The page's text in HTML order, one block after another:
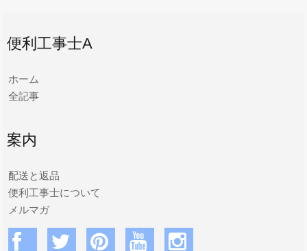
便利工事士A
ホーム
全記事
案内
配送と返品
便利工事士について
メルマガ